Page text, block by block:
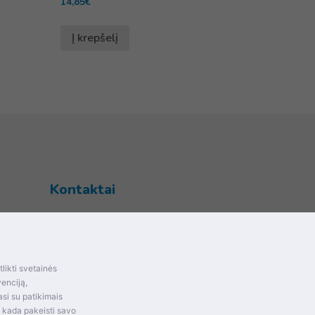
Į krepšelį
ir
Kontaktai
svetainės
su patikimais
kada pakeisti savo